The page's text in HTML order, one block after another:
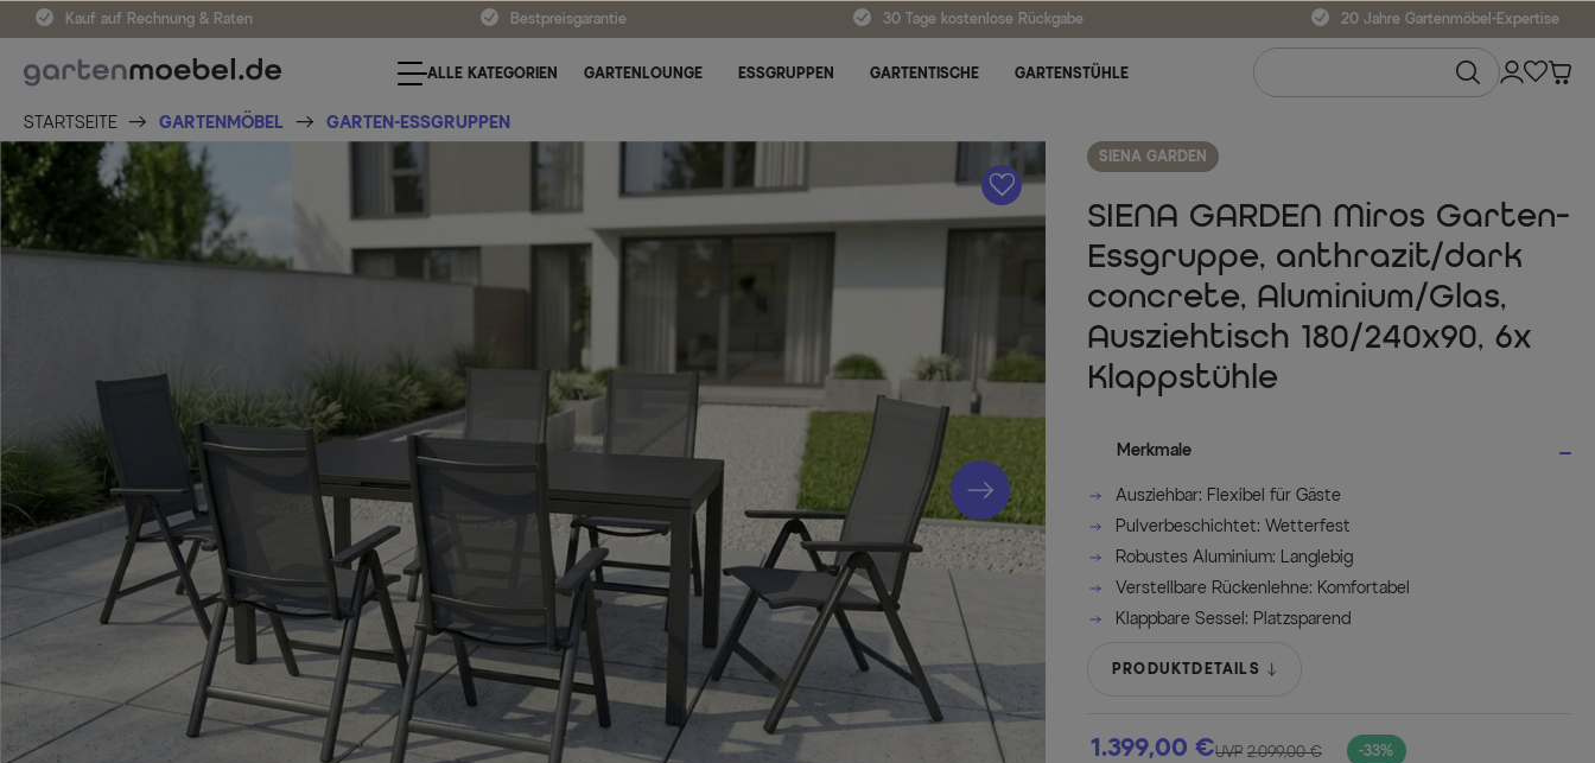
Kauf auf Rechnung & Raten Bestpreisgarantie 30 Tage kostenlose Rückgabe 20 Jahre Gartenmöbel-Expertise
ALLE KATEGORIEN GARTENLOUNGE ESSGRUPPEN GARTENTISCHE GARTENSTÜHLE
STARTSEITE GARTENMÖBEL GARTEN-ESSGRUPPEN
A
SIENA GARDEN
SIENA GARDEN Miros Garten-
Essgruppe, anthrazit/dark
concrete, Aluminium/Glas,
Ausziehtisch 180/240x90, 6x
Klappstühle
Merkmale
Ausziehbar: Flexibel für Gäste
Pulverbeschichtet: Wetterfest
Robustes Aluminium: Langlebig
Verstellbare Rückenlehne: Komfortabel
Klappbare Sessel: Platzsparend
PRODUKTDETAILS
1.399,00 € -33%
UVP 2.099,00 €